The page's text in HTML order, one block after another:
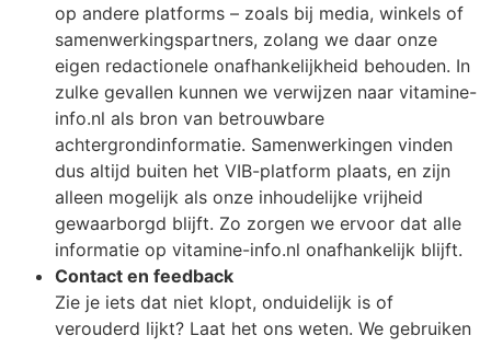
op andere platforms – zoals bij media, winkels of
samenwerkingspartners, zolang we daar onze
eigen redactionele onafhankelijkheid behouden. In
zulke gevallen kunnen we verwijzen naar vitamine-
info.nl als bron van betrouwbare
achtergrondinformatie. Samenwerkingen vinden
dus altijd buiten het VIB-platform plaats, en zijn
alleen mogelijk als onze inhoudelijke vrijheid
gewaarborgd blijft. Zo zorgen we ervoor dat alle
informatie op vitamine-info.nl onafhankelijk blijft.
Contact en feedback
Zie je iets dat niet klopt, onduidelijk is of
verouderd lijkt? Laat het ons weten. We gebruiken